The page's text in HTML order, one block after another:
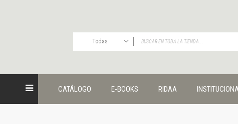
Todas
Publicaciones
Editorial
CATÁLOGO E-BOOKS RIDAA